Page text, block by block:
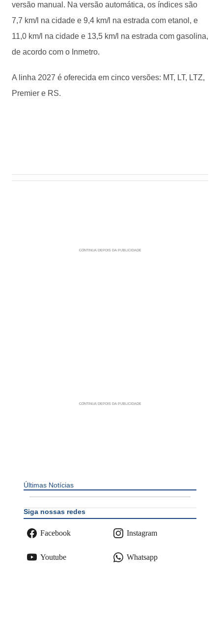
versão manual. Na versão automática, os índices são
7,7 km/l na cidade e 9,4 km/l na estrada com etanol, e
11,0 km/l na cidade e 13,5 km/l na estrada com gasolina,
de acordo com o Inmetro.
A linha 2027 é oferecida em cinco versões: MT, LT, LTZ,
Premier e RS.
Últimas Notícias
Siga nossas redes
Facebook Instagram
Youtube Whatsapp